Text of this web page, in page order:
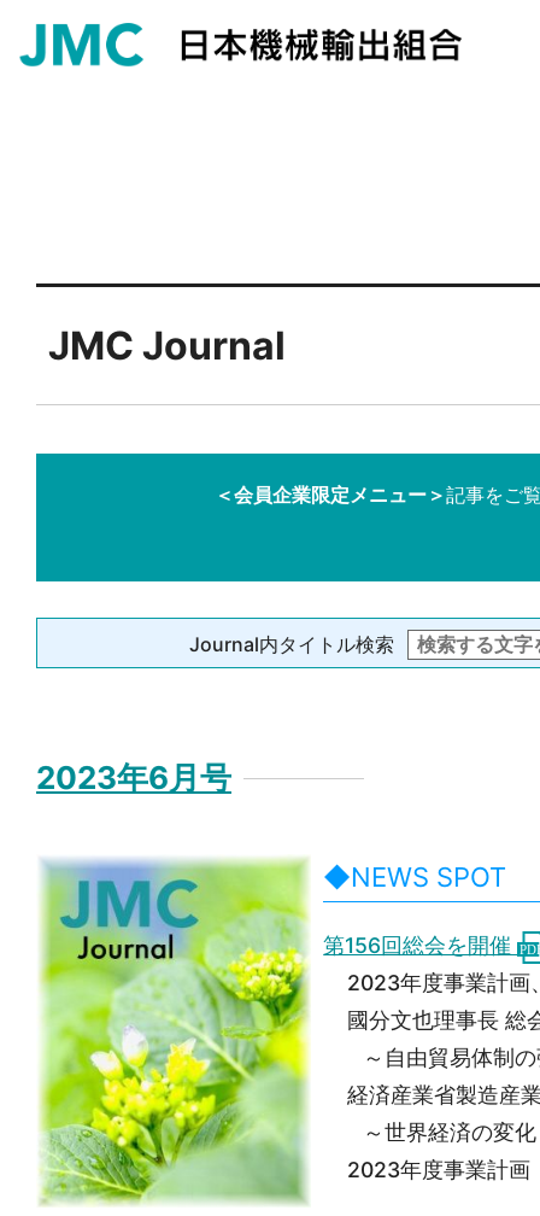
JMC Journal
＜会員企業限定メニュー＞記事をご
Journal内タイトル検索
2023年6月号
◆NEWS SPOT
第156回総会を開催
2023年度事業計画
國分文也理事長 総
～自由貿易体制
経済産業省製造産
～世界経済の変
2023年度事業計画